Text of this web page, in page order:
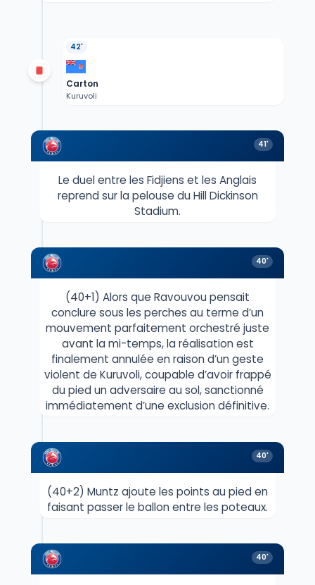
42'
Carton
Kuruvoli
41'
Le duel entre les Fidjiens et les Anglais
reprend sur la pelouse du Hill Dickinson
Stadium.
40'
(40+1) Alors que Ravouvou pensait
conclure sous les perches au terme d’un
mouvement parfaitement orchestré juste
avant la mi-temps, la réalisation est
finalement annulée en raison d’un geste
violent de Kuruvoli, coupable d’avoir frappé
du pied un adversaire au sol, sanctionné
immédiatement d’une exclusion définitive.
40'
(40+2) Muntz ajoute les points au pied en
faisant passer le ballon entre les poteaux.
40'